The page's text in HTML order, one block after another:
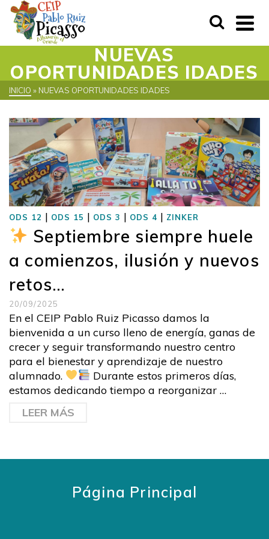
NUEVAS
OPORTUNIDADES IDADES
INICIO »NUEVAS OPORTUNIDADES IDADES
ODS 12 | ODS 15 | ODS 3 | ODS 4 | ZINKER
Septiembre siempre huele
a comienzos, ilusión y nuevos
retos…
20/09/2025
En el CEIP Pablo Ruiz Picasso damos la
bienvenida a un curso lleno de energía, ganas de
crecer y seguir transformando nuestro centro
para el bienestar y aprendizaje de nuestro
alumnado.
Durante estos primeros días,
estamos dedicando tiempo a reorganizar …
LEER MÁS
Página Principal